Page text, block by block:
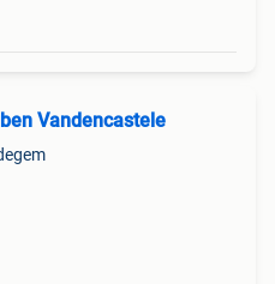
Vandencastele